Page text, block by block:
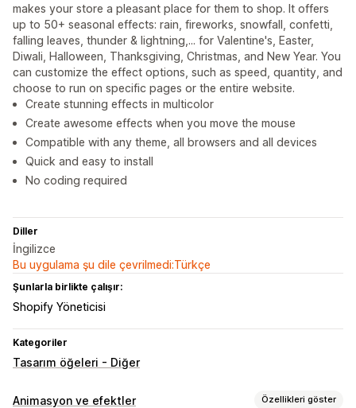
makes your store a pleasant place for them to shop. It offers
up to 50+ seasonal effects: rain, fireworks, snowfall, confetti,
falling leaves, thunder & lightning,... for Valentine's, Easter,
Diwali, Halloween, Thanksgiving, Christmas, and New Year. You
can customize the effect options, such as speed, quantity, and
choose to run on specific pages or the entire website.
Create stunning effects in multicolor
Create awesome effects when you move the mouse
Compatible with any theme, all browsers and all devices
Quick and easy to install
No coding required
Diller
İngilizce
Bu uygulama şu dile çevrilmedi:Türkçe
Şunlarla birlikte çalışır:
Shopify Yöneticisi
Kategoriler
Tasarım öğeleri - Diğer
Animasyon ve efektler Özellikleri göster